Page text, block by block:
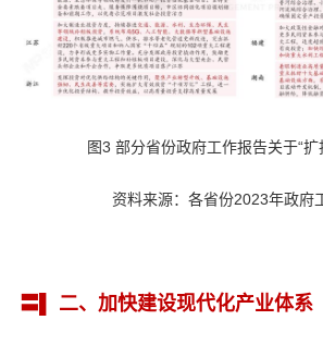
图3 部分省份政府工作报告关于“扩
资料来源：各省份2023年政府
〓▌ 二、加快建设现代化产业体系